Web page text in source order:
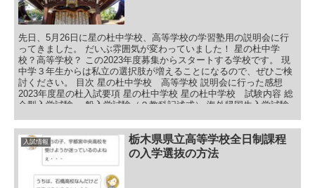
先日、5月26日に星の杜中学校、高等学校の学習塾用の説明会に行
ってきました。 だいぶ雰囲気が変わっていました！ 星の杜中学
校？高等学校？ この2023年度募集からスタートする学校です。 現
中学３年生からは私立の選択肢が増えることになるので、ぜひご検
討ください。 目次 星の杜中学校 高等学校 説明会に行った感想
2023年度星の杜入試要項 星の杜中学校 星の杜中学校 試験内容 総
合型入学試験 一般入学試験（２教科記述式） 海外帰国生入学試験
学試験（５教科記述式） 海外帰国生入学試験 星の杜入試説明会・
入試相談会 星の杜中学校 入試説明会 入試相談会 星の杜高等学校
一日体験学習 入試説明会・体験授業 入試相談会 星の杜中学校 高
等学校まとめ
入試情報
栃木県県立高等学校全日制課程
の入学選抜の方法